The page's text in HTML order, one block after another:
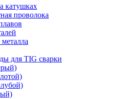
катушках
проволока
для TIG сварки